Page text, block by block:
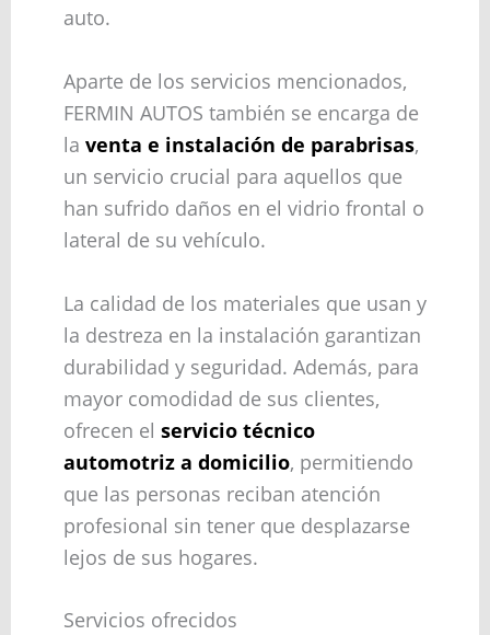
auto.
Aparte de los servicios mencionados,
FERMIN AUTOS también se encarga de
la venta e instalación de parabrisas,
un servicio crucial para aquellos que
han sufrido daños en el vidrio frontal o
lateral de su vehículo.
La calidad de los materiales que usan y
la destreza en la instalación garantizan
durabilidad y seguridad. Además, para
mayor comodidad de sus clientes,
ofrecen el servicio técnico
automotriz a domicilio, permitiendo
que las personas reciban atención
profesional sin tener que desplazarse
lejos de sus hogares.
Servicios ofrecidos